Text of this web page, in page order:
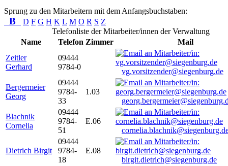
Sprung zu den Mitarbeitern mit dem Anfangsbuchstaben:
B D F G H K L M O R S Z
Telefonliste der Mitarbeiter/innen der Verwaltung
Name
Telefon Zimmer
Mail
Zeitler
Gerhard
09444
9784-0
vg.vorsitzender@siegenburg.de
Bergermeier
Georg
09444
9784-
33
1.03
Blachnik
Cornelia
09444
9784-
51
E.06
Dietrich Birgit
09444
9784-
18
E.08
birgit.dietrich@siegenburg.de